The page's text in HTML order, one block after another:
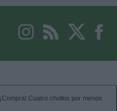
¡Compra! Cuatro chollos por menos